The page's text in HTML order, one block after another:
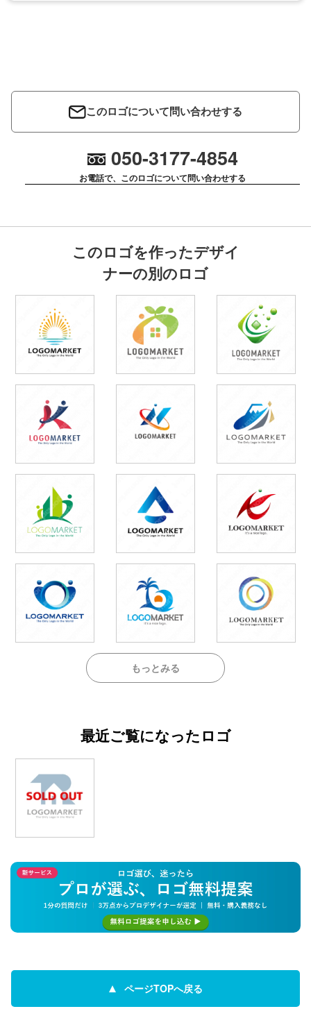
このロゴについて問い合わせする
050-3177-4854
お電話で、このロゴについて問い合わせする
このロゴを作ったデザイ
ナーの別のロゴ
もっとみる
最近ご覧になったロゴ
ページTOPへ戻る